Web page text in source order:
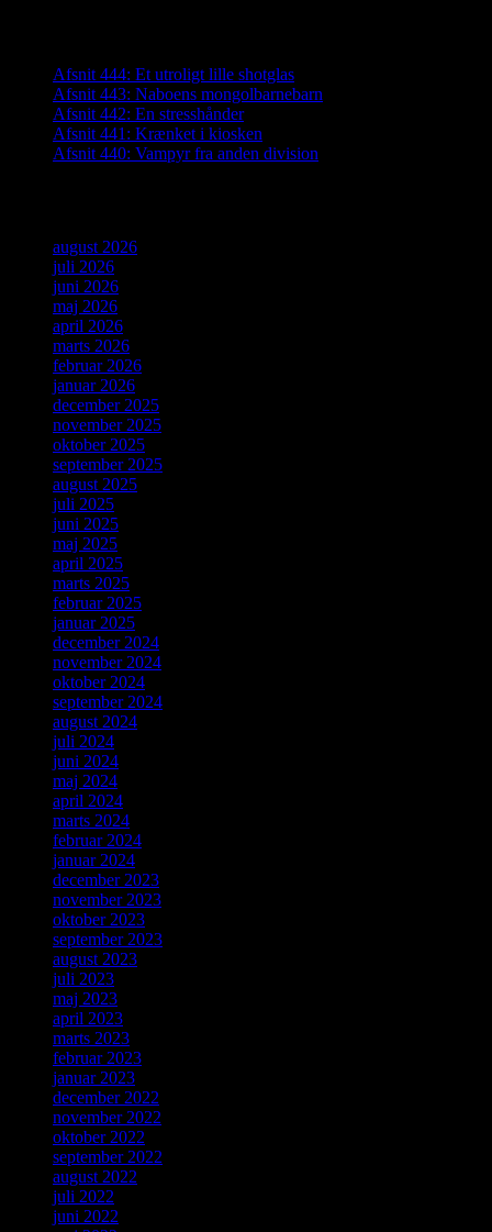
Afsnit 444: Et utroligt lille shotglas
Afsnit 443: Naboens mongolbarnebarn
Afsnit 442: En stresshånder
Afsnit 441: Krænket i kiosken
Afsnit 440: Vampyr fra anden division
august 2026
juli 2026
juni 2026
maj 2026
april 2026
marts 2026
februar 2026
januar 2026
december 2025
november 2025
oktober 2025
september 2025
august 2025
juli 2025
juni 2025
maj 2025
april 2025
marts 2025
februar 2025
januar 2025
december 2024
november 2024
oktober 2024
september 2024
august 2024
juli 2024
juni 2024
maj 2024
april 2024
marts 2024
februar 2024
januar 2024
december 2023
november 2023
oktober 2023
september 2023
august 2023
juli 2023
maj 2023
april 2023
marts 2023
februar 2023
januar 2023
december 2022
november 2022
oktober 2022
september 2022
august 2022
juli 2022
juni 2022